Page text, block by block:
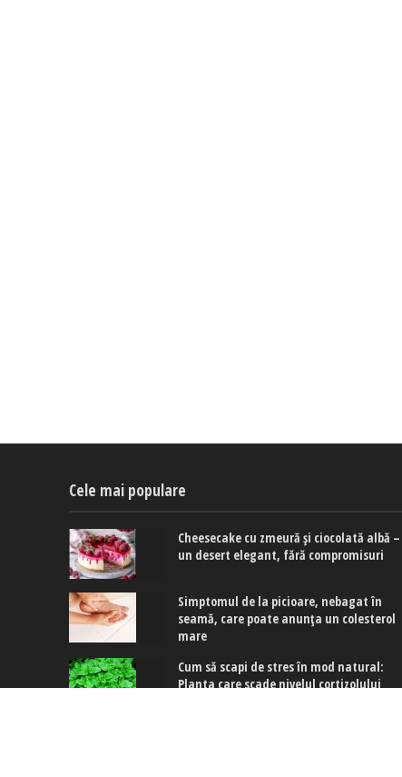
Cele mai populare
Cheesecake cu zmeură și ciocolată albă –
un desert elegant, fără compromisuri
Simptomul de la picioare, nebagat în
seamă, care poate anunța un colesterol
mare
Cum să scapi de stres în mod natural:
Planta care scade nivelul cortizolului